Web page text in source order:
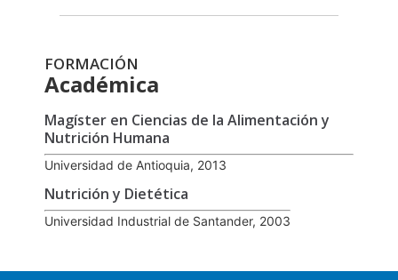
FORMACIÓN
Académica
Magíster en Ciencias de la Alimentación y
Nutrición Humana
Universidad de Antioquia, 2013
Nutrición y Dietética
Universidad Industrial de Santander, 2003